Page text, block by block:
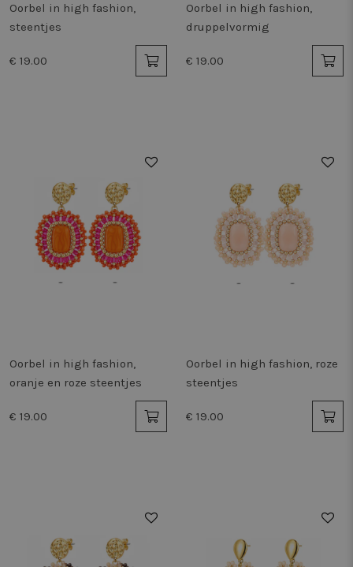
Oorbel in high fashion,
steentjes
€ 19.00
Oorbel in high fashion,
druppelvormig
€ 19.00
Oorbel in high fashion,
oranje en roze steentjes
€ 19.00
Oorbel in high fashion, roze
steentjes
€ 19.00